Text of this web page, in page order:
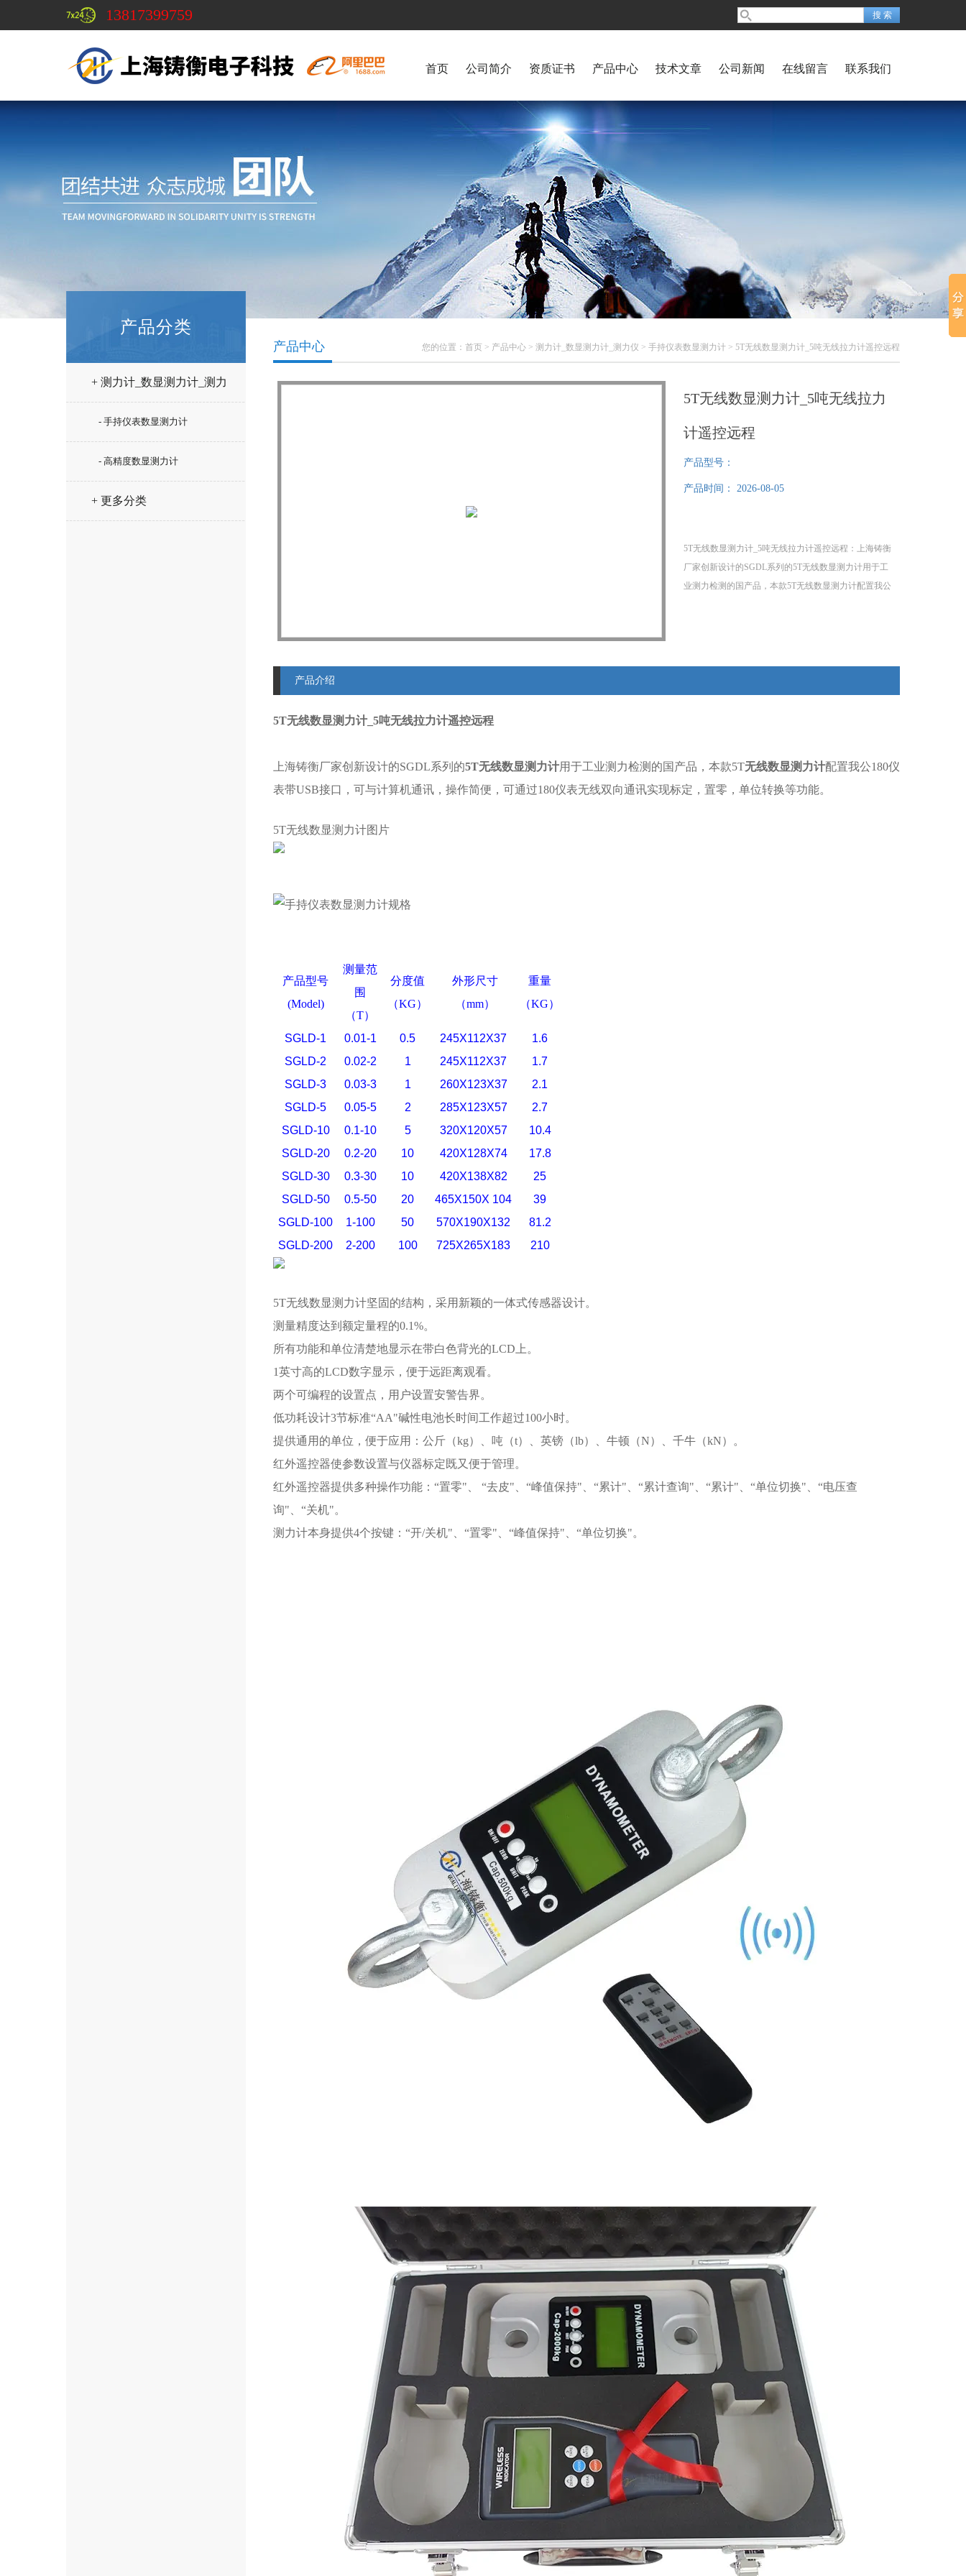
13817399759
首页 公司简介 资质证书 产品中心 技术文章 公司新闻 在线留言 联系我们
产品分类
+ 测力计_数显测力计_测力
- 手持仪表数显测力计
- 高精度数显测力计
+ 更多分类
您的位置： 首页 > 产品中心 > 测力计_数显测力计_测力仪 > 手持仪表数显测力计 > 5T无线数显测力计_5吨无线拉力计遥控远程
产品中心
5T无线数显测力计_5吨无线拉力
计遥控远程
产品型号：
产品时间： 2026-08-05
5T无线数显测力计_5吨无线拉力计遥控远程：上海铸衡
厂家创新设计的SGDL系列的5T无线数显测力计用于工
业测力检测的国产品，本款5T无线数显测力计配置我公
产品介绍
5T无线数显测力计_5吨无线拉力计遥控远程
上海铸衡厂家创新设计的SGDL系列的5T无线数显测力计用于工业测力检测的国产品，本款5T无线数显测力计配置我公180仪
表带USB接口，可与计算机通讯，操作简便，可通过180仪表无线双向通讯实现标定，置零，单位转换等功能。
5T无线数显测力计图片
手持仪表数显测力计规格
产品型号
(Model)
测量范
围
（T）
分度值
（KG）
外形尺寸
（mm）
重量
（KG）
SGLD-1 0.01-1 0.5 245X112X37
1.6
SGLD-2
0.02-2 1 245X112X37
1.7
SGLD-3
0.03-3 1 260X123X37
2.1
SGLD-5
0.05-5 2 285X123X57
2.7
SGLD-10
0.1-10 5 320X120X57
10.4
SGLD-20
0.2-20 10 420X128X74
17.8
SGLD-30
0.3-30 10 420X138X82
25
SGLD-50
0.5-50 20 465X150X 104
39
SGLD-100
1-100 50 570X190X132
81.2
SGLD-200
2-200 100 725X265X183 210
5T无线数显测力计坚固的结构，采用新颖的一体式传感器设计。
测量精度达到额定量程的0.1%。
所有功能和单位清楚地显示在带白色背光的LCD上。
1英寸高的LCD数字显示，便于远距离观看。
两个可编程的设置点，用户设置安警告界。
低功耗设计3节标准“AA"碱性电池长时间工作超过100小时。
提供通用的单位，便于应用：公斤（kg）、吨（t）、英镑（lb）、牛顿（N）、千牛（kN）。
红外遥控器使参数设置与仪器标定既又便于管理。
红外遥控器提供多种操作功能：“置零"、 “去皮"、“峰值保持"、“累计"、“累计查询"、“累计"、“单位切换"、“电压查
询"、“关机"。
测力计本身提供4个按键：“开/关机"、“置零"、“峰值保持"、“单位切换"。